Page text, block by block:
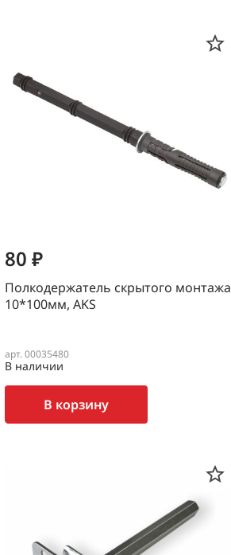
80 ₽
Полкодержатель скрытого монтажа
10*100мм, AKS
арт. 00035480
В наличии
В корзину